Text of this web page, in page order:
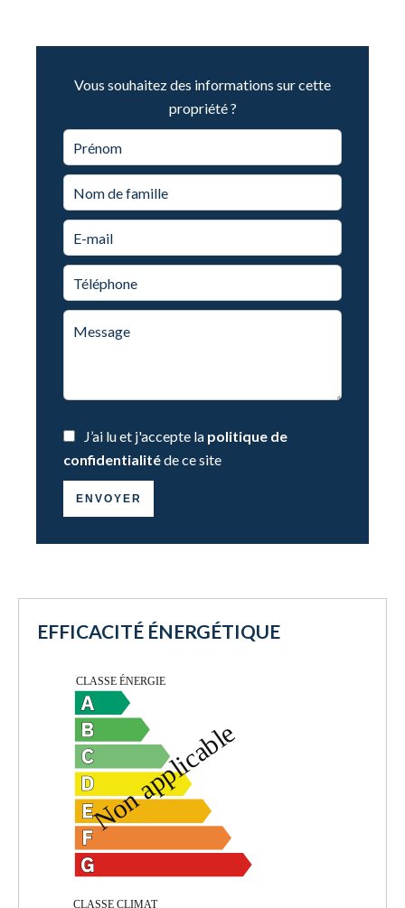
Vous souhaitez des informations sur cette
propriété ?
J’ai lu et j'accepte la politique de
confidentialitéde ce site
ENVOYER
EFFICACITÉ ÉNERGÉTIQUE